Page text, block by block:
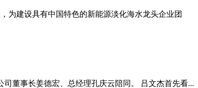
为建设具有中国特色的新能源淡化海水龙头企业团
董事长姜德宏、总经理孔庆云陪同。 吕文杰首先看...